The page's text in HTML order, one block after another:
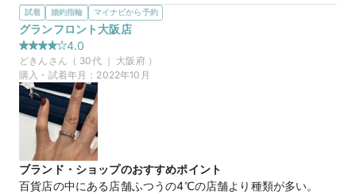
商品名 ピースフルタイム、ナチュラルグレース
価格帯
選んだ商品を気に入った理由
夫婦それぞれが気にあるデザインを見つけることできたからで
す。男性リングもリング幅、マット加工の有無、ねじりのデザ
インなど豊富にあり、夫も楽しそうに見ておりました。担当者
様も端的に的確なご助言やご説明をしなさいてくださったので
安心してお任せすることができました。
マイナビ限定 来店特典
この店舗のおすすめ特典情報
【４℃ BRIDAL】マイナビウエディングから”10,000円分”の特典を
プレゼント
試着 婚約指輪 マイナビから予約
グランフロント大阪店
4.0
どきん さん（ 30代 ｜ 大阪府）
購入・試着年月： 2022年10月
ブランド・ショップのおすすめポイント
百貨店の中にある店舗ふつうの4℃の店舗より種類が多い。